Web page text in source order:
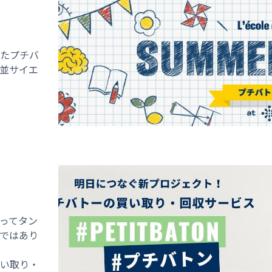
プチバ
サイエ
てタン
はあり
取り・